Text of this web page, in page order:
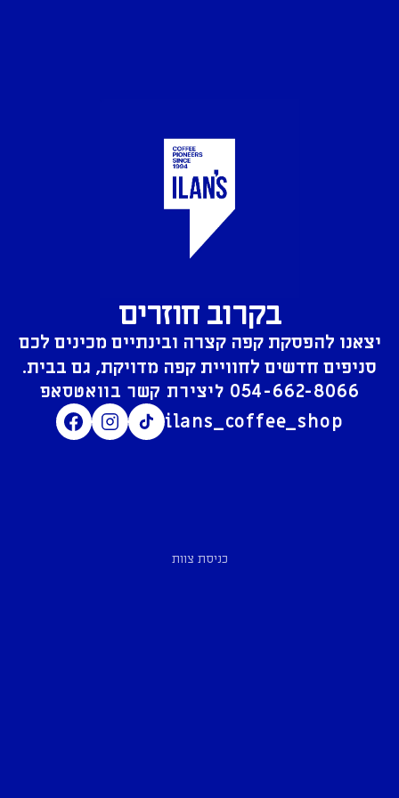
בקרוב חוזרים
יצאנו להפסקת קפה קצרה ובינתיים מכינים לכם
סניפים חדשים לחוויית קפה מדויקת, גם בבית.
054-662-8066
ilans_coffee_shop
כניסת צוות